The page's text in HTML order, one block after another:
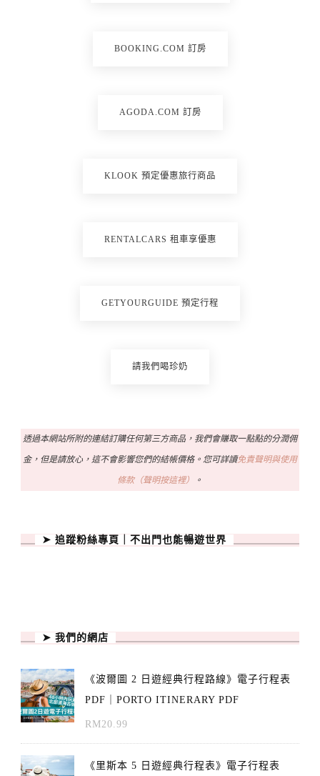
BOOKING.COM 訂房
AGODA.COM 訂房
KLOOK 預定優惠旅行商品
RENTALCARS 租車享優惠
GETYOURGUIDE 預定行程
請我們喝珍奶
透過本網站所附的連結訂購任何第三方商品，我們會賺取一點點的分潤佣
金，但是請放心，這不會影響您們的結帳價格。您可詳讀免責聲明與使用
條款（聲明按這裡） 。
➤ 追蹤粉絲專頁｜不出門也能暢遊世界
➤ 我們的網店
《波爾圖 2 日遊經典行程路線》電子行程表
PDF｜PORTO ITINERARY PDF
RM20.99
《里斯本 5 日遊經典行程表》電子行程表